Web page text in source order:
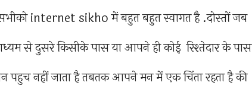
internet sikho में बहुत बहुत स्वागत है .दोस्तों जब
से दुसरे किसीके पास या आपने ही कोई रिश्तेदार के पास
पहुच नहीं जाता है तबतक आपने मन में एक चिंता रहता है की